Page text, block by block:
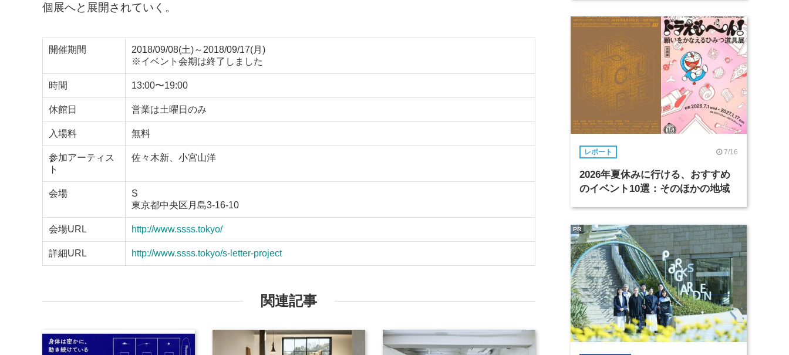
個展へと展開されていく。
開催期間
2018/09/08(土)～2018/09/17(月)
※イベント会期は終了しました
時間 13:00〜19:00
休館日 営業は土曜日のみ
入場料 無料
参加アーティス
ト
佐々木新、小宮山洋
会場
S
東京都中央区月島3-16-10
会場URL http://www.ssss.tokyo/
詳細URL http://www.ssss.tokyo/s-letter-project
関連記事
レポート 7/16
2026年夏休みに行ける、おすすめ
のイベント10選：そのほかの地域
PR